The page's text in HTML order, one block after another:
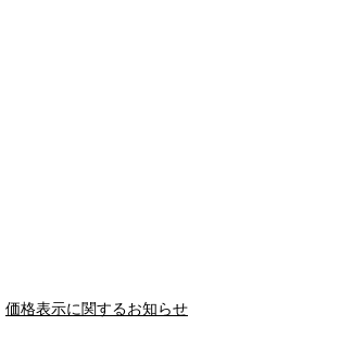
価格表示に関するお知らせ